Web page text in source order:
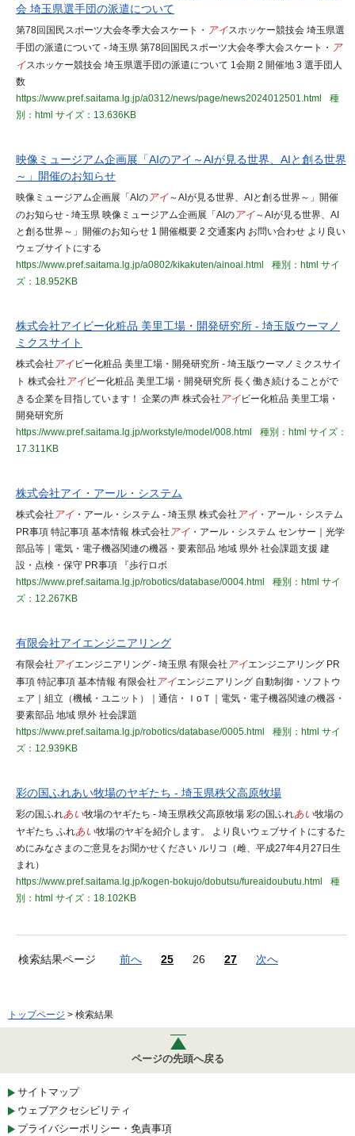
会 埼玉県選手団の派遣について
第78回国民スポーツ大会冬季大会スケート・ アイスホッケー競技会 埼玉県選
手団の派遣について - 埼玉県 第78回国民スポーツ大会冬季大会スケート・ ア
イスホッケー競技会 埼玉県選手団の派遣について 1会期 2 開催地 3 選手団人
数
https://www.pref.saitama.lg.jp/a0312/news/page/news2024012501.html
種
別：html サイズ：13.636KB
映像ミュージアム企画展「AIのアイ～AIが見る世界、AIと創る世界
～」開催のお知らせ
映像ミュージアム企画展「AIの アイ～AIが見る世界、AIと創る世界～」開催
のお知らせ - 埼玉県 映像ミュージアム企画展「AIの アイ～AIが見る世界、AI
と創る世界～」開催のお知らせ 1 開催概要 2 交通案内 お問い合わせ より良い
ウェブサイトにする
https://www.pref.saitama.lg.jp/a0802/kikakuten/ainoai.html
種別：html サイ
ズ：18.952KB
株式会社アイビー化粧品 美里工場・開発研究所 - 埼玉版ウーマノ
ミクスサイト
株式会社 アイビー化粧品 美里工場・開発研究所 - 埼玉版ウーマノミクスサイ
ト 株式会社 アイビー化粧品 美里工場・開発研究所 長く働き続けることがで
きる企業を目指しています！ 企業の声 株式会社 アイビー化粧品 美里工場・
開発研究所
https://www.pref.saitama.lg.jp/workstyle/model/008.html
種別：html サイズ：
17.311KB
株式会社アイ・アール・システム
株式会社 アイ ・アール・システム - 埼玉県 株式会社 アイ ・アール・システム
PR事項 特記事項 基本情報 株式会社 アイ ・アール・システム センサー｜光学
部品等｜電気・電子機器関連の機器・要素部品 地域 県外 社会課題支援 建
設・点検・保守 PR事項 『歩行ロボ
https://www.pref.saitama.lg.jp/robotics/database/0004.html
種別：html サイ
ズ：12.267KB
有限会社アイエンジニアリング
有限会社 アイエンジニアリング - 埼玉県 有限会社 アイエンジニアリング PR
事項 特記事項 基本情報 有限会社 アイエンジニアリング 自動制御・ソフトウ
ェア｜組立（機械・ユニット）｜通信・ＩoＴ｜電気・電子機器関連の機器・
要素部品 地域 県外 社会課題
https://www.pref.saitama.lg.jp/robotics/database/0005.html
種別：html サイ
ズ：12.939KB
彩の国ふれあい牧場のヤギたち - 埼玉県秩父高原牧場
彩の国ふれあい牧場のヤギたち - 埼玉県秩父高原牧場 彩の国ふれあい牧場の
ヤギたち ふれあい牧場のヤギを紹介します。 より良いウェブサイトにするた
めにみなさまのご意見をお聞かせください ルリコ（雌、平成27年4月27日生
まれ）
https://www.pref.saitama.lg.jp/kogen-bokujo/dobutsu/fureaidoubutu.html
種
別：html サイズ：18.102KB
検索結果ページ 前へ 25 26 27 次へ
トップページ > 検索結果
ページの先頭へ戻る
サイトマップ
ウェブアクセシビリティ
プライバシーポリシー・免責事項